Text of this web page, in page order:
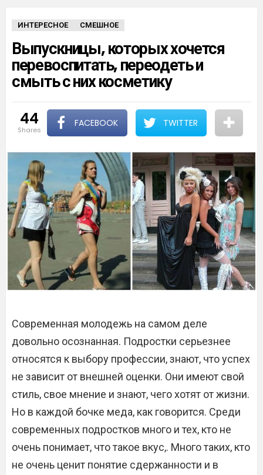
ИНТЕРЕСНОЕ СМЕШНОЕ
Выпускницы, которых хочется
перевоспитать, переодеть и
смыть с них косметику
44
shares
FACEBOOK TWITTER
Современная молодежь на самом деле
довольно осознанная. Подростки серьезнее
относятся к выбору профессии, знают, что успех
не зависит от внешней оценки. Они имеют свой
стиль, свое мнение и знают, чего хотят от жизни.
Но в каждой бочке меда, как говорится. Среди
современных подростков много и тех, кто не
очень понимает, что такое вкус,. Много таких, кто
не очень ценит понятие сдержанности и в